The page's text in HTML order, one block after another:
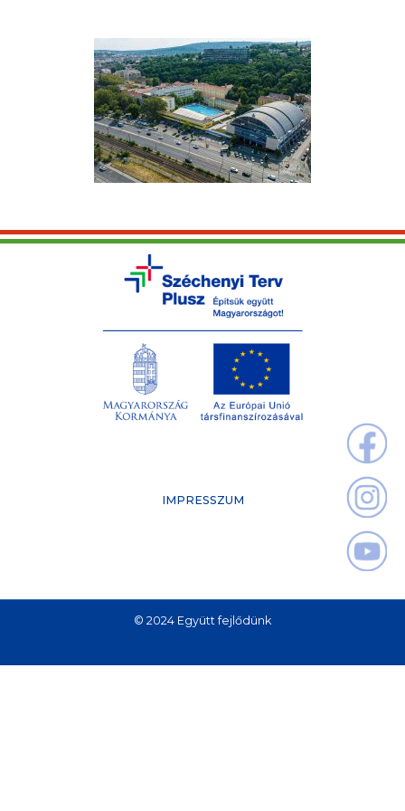
IMPRESSZUM
© 2024 Együtt fejlődünk